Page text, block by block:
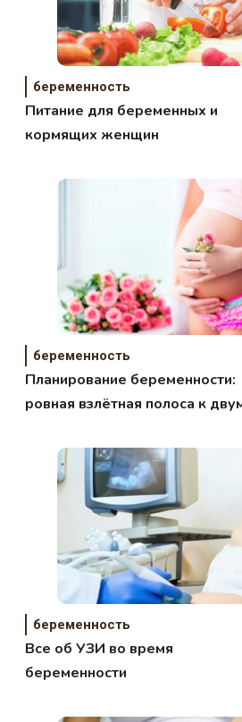
беременность
Питание для беременных и
кормящих женщин
беременность
Планирование беременности:
ровная взлётная полоса к
беременность
Все об УЗИ во время
беременности